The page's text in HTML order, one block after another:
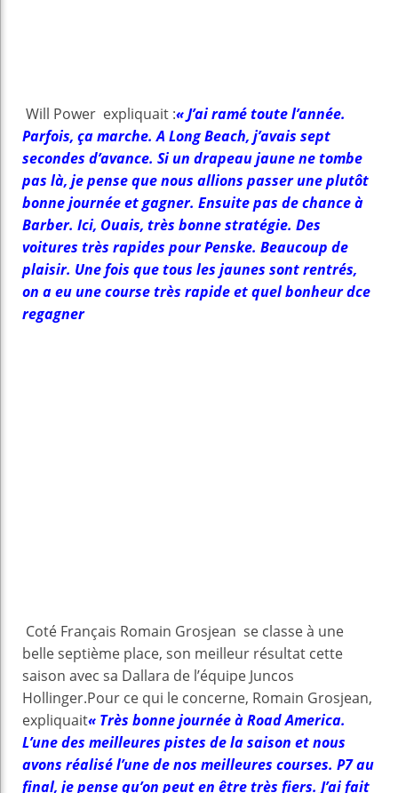
Will Power expliquait :« J’ai ramé toute l’année.
Parfois, ça marche. A Long Beach, j’avais sept
secondes d’avance. Si un drapeau jaune ne tombe
pas là, je pense que nous allions passer une plutôt
bonne journée et gagner. Ensuite pas de chance à
Barber. Ici, Ouais, très bonne stratégie. Des
voitures très rapides pour Penske. Beaucoup de
plaisir. Une fois que tous les jaunes sont rentrés,
on a eu une course très rapide et quel bonheur dce
regagner
Coté Français Romain Grosjean se classe à une
belle septième place, son meilleur résultat cette
saison avec sa Dallara de l’équipe Juncos
Hollinger.Pour ce qui le concerne, Romain Grosjean,
expliquait« Très bonne journée à Road America.
L’une des meilleures pistes de la saison et nous
avons réalisé l’une de nos meilleures courses. P7 au
final, je pense qu’on peut en être très fiers. J’ai fait